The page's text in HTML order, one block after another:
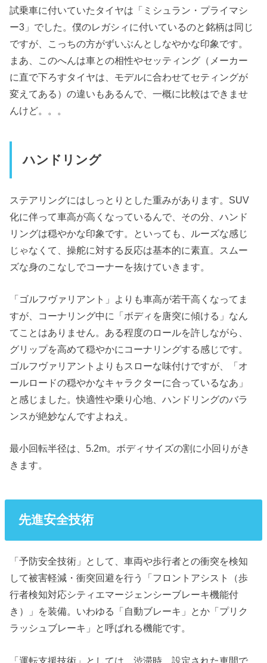
試乗車に付いていたタイヤは「ミシュラン・プライマシ
ー3」でした。僕のレガシィに付いているのと銘柄は同じ
ですが、こっちの方がずいぶんとしなやかな印象です。
まあ、このへんは車との相性やセッティング（メーカー
に直で下ろすタイヤは、モデルに合わせてセティングが
変えてある）の違いもあるんで、一概に比較はできませ
んけど。。。
ハンドリング
ステアリングにはしっとりとした重みがあります。SUV
化に伴って車高が高くなっているんで、その分、ハンド
リングは穏やかな印象です。といっても、ルーズな感じ
じゃなくて、操舵に対する反応は基本的に素直。スムー
ズな身のこなしでコーナーを抜けていきます。
「ゴルフヴァリアント」よりも車高が若干高くなってま
すが、コーナリング中に「ボディを唐突に傾ける」なん
てことはありません。ある程度のロールを許しながら、
グリップを高めて穏やかにコーナリングする感じです。
ゴルフヴァリアントよりもスローな味付けですが、「オ
ールロードの穏やかなキャラクターに合っているなあ」
と感じました。快適性や乗り心地、ハンドリングのバラ
ンスが絶妙なんですよねえ。
最小回転半径は、5.2m。ボディサイズの割に小回りがき
きます。
先進安全技術
「予防安全技術」として、車両や歩行者との衝突を検知
して被害軽減・衝突回避を行う「フロントアシスト（歩
行者検知対応シティエマージェンシーブレーキ機能付
き）」を装備。いわゆる「自動ブレーキ」とか「プリク
ラッシュブレーキ」と呼ばれる機能です。
「運転支援技術」としては、渋滞時、設定された車間で